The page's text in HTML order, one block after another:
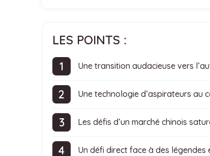
LES POINTS :
Une transition audacieuse vers
Une technologie d’aspirateurs au
Les défis d’un marché chinois
Un défi direct face à des légendes